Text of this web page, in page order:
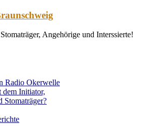
Angehörige und Interssierte!
Radio Okerwelle
Initiator,
Stomaträger?